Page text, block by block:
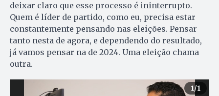
deixar claro que esse processo é ininterrupto.
Quem é líder de partido, como eu, precisa estar
constantemente pensando nas eleições. Pensar
tanto nesta de agora, e dependendo do resultado,
já vamos pensar na de 2024. Uma eleição chama
outra.
1/1